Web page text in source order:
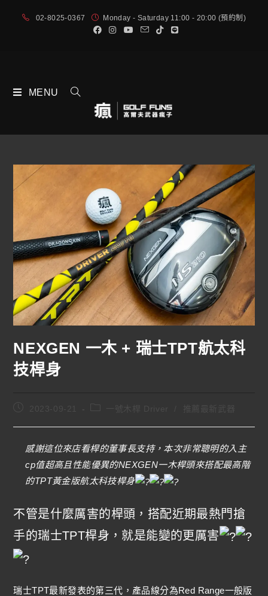
02-8025-0367 Monday - Saturday 11:00 - 20:00 (預約制)
MENU
NEXGEN 一木 + 瑞士TPT航太科
技桿身
2023-09-21
感謝這位來店看桿的董事長支持，本次非常聰明的入主
cp值超高且性能優異的NEXGEN一木桿頭來搭配最高階
的TPT黃金版航太科技桿身
不管是什麼厲害的桿頭，搭配近期最熱門搶
手的瑞士TPT桿身，就是能變的更厲害
瑞士TPT最新發表的第三代，產品線分為Red Range一般版